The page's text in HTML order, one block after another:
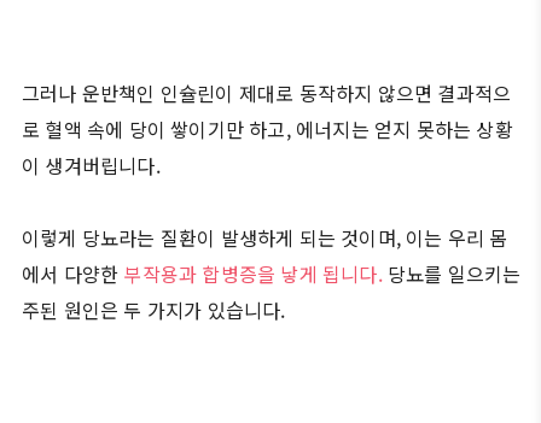
그러나 운반책인 인슐린이 제대로 동작하지 않으면 결과적으
로 혈액 속에 당이 쌓이기만 하고, 에너지는 얻지 못하는 상황
이 생겨버립니다.
이렇게 당뇨라는 질환이 발생하게 되는 것이며, 이는 우리 몸
에서 다양한 부작용과 합병증을 낳게 됩니다.당뇨를 일으키는
주된 원인은 두 가지가 있습니다.